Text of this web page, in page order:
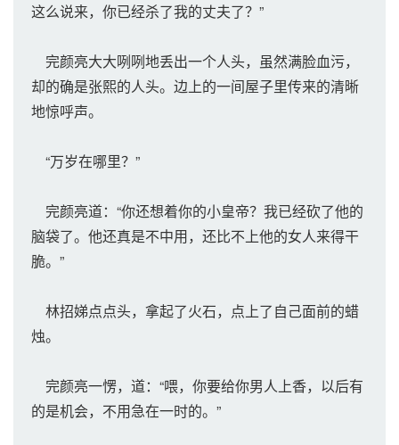
这么说来，你已经杀了我的丈夫了？”
完颜亮大大咧咧地丢出一个人头，虽然满脸血污，
却的确是张熙的人头。边上的一间屋子里传来的清晰
地惊呼声。
“万岁在哪里？”
完颜亮道：“你还想着你的小皇帝？我已经砍了他的
脑袋了。他还真是不中用，还比不上他的女人来得干
脆。”
林招娣点点头，拿起了火石，点上了自己面前的蜡
烛。
完颜亮一愣，道：“喂，你要给你男人上香，以后有
的是机会，不用急在一时的。”